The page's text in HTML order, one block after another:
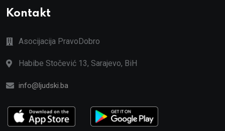
Kontakt
Asocijacija PravoDobro
Habibe Stočević 13, Sarajevo, BiH
info@ljudski.ba